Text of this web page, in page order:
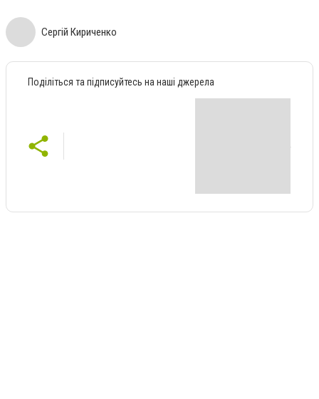
Сергій Кириченко
Поділіться та підписуйтесь на наші джерела